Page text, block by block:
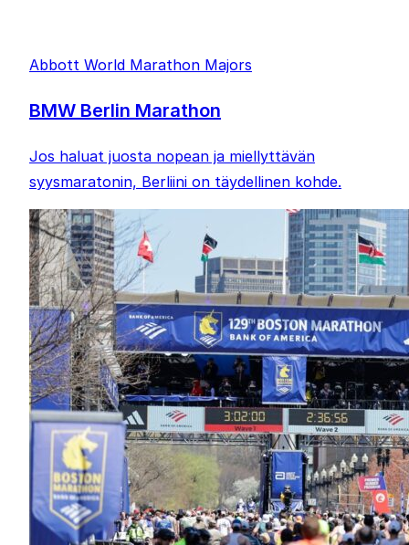
Abbott World Marathon Majors
BMW Berlin Marathon
Jos haluat juosta nopean ja miellyttävän
syysmaratonin, Berliini on täydellinen kohde.